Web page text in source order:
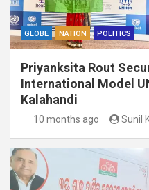
GLOBE NATION POLITICS
Priyanksita Rout
International Model
Kalahandi
10 months ago Sunil